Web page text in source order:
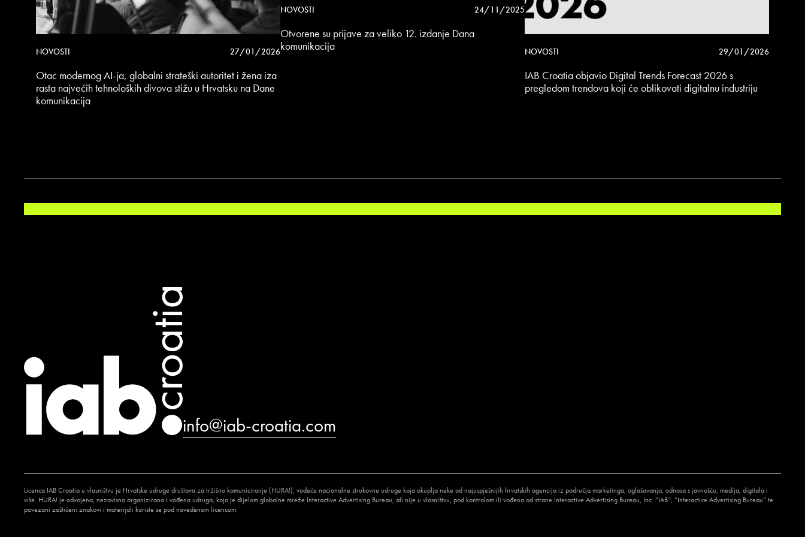
NOVOSTI 27/01/2026
Otac modernog AI-ja, globalni strateški autoritet i žena iza
rasta najvećih tehnoloških divova stižu u Hrvatsku na Dane
komunikacija
NOVOSTI 24/11/2025
Otvorene su prijave za veliko 12. izdanje Dana
komunikacija
NOVOSTI 29/01/2026
IAB Croatia objavio Digital Trends Forecast 2026 s
pregledom trendova koji će oblikovati digitalnu industriju
info@iab-croatia.com
Licenca IAB Croatia u vlasništvu je Hrvatske udruge društava za tržišno komuniciranje (HURA!), vodeće nacionalne strukovne udruge koja okuplja neke od najuspješnijih hrvatskih agencija iz područja marketinga, oglašavanja, odnosa s javnošću, medija, digitala i
više. HURA! je odvojena, nezavisno organizirana i vođena udruga, koja je dijelom globalne mreže Interactive Advertising Bureau, ali nije u vlasništvu, pod kontrolom ili vođena od strane Interactive Advertising Bureau, Inc. “IAB”, “Interactive Advertising Bureau” te
povezani zaštićeni znakovi i materijali koriste se pod navedenom licencom.